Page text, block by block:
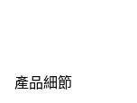
產品細節